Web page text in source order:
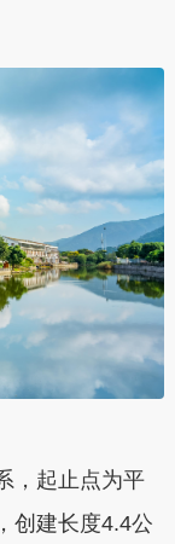
，起止点为平
创建长度4.4公